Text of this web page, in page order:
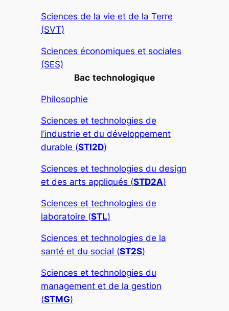
Sciences de la vie et de la Terre
(SVT)
Sciences économiques et sociales
(SES)
Bac technologique
Philosophie
Sciences et technologies de
l’industrie et du développement
durable (STI2D)
Sciences et technologies du design
et des arts appliqués (STD2A)
Sciences et technologies de
laboratoire (STL)
Sciences et technologies de la
santé et du social (ST2S)
Sciences et technologies du
management et de la gestion
(STMG)